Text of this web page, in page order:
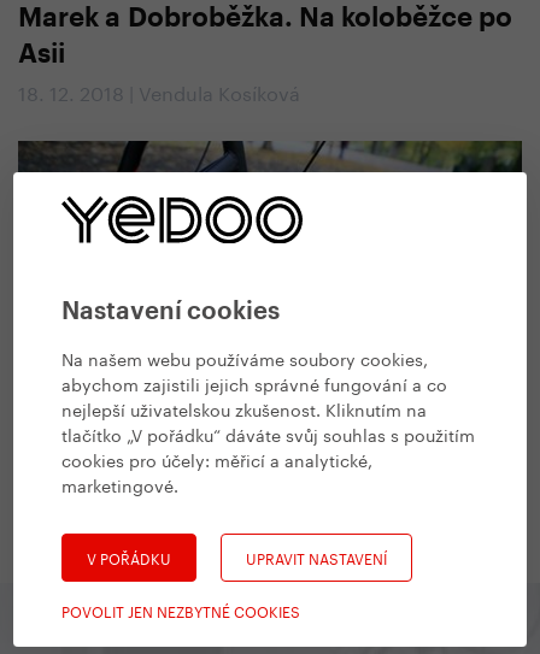
Nastavení cookies
Na našem webu používáme soubory cookies,
abychom zajistili jejich správné fungování a co
nejlepší uživatelskou zkušenost. Kliknutím na
tlačítko „V pořádku“ dáváte svůj souhlas s použitím
cookies pro účely: měřicí a analytické,
marketingové.
V POŘÁDKU UPRAVIT NASTAVENÍ
POVOLIT JEN NEZBYTNÉ COOKIES
Marek a Dobroběžka. Na koloběžce po
Asii
18. 12. 2018 | Vendula Kosíková
Ze světa Yedoo,Všechny Yedoo články
Blatníky do podzimních plískanic
27. 10. 2011